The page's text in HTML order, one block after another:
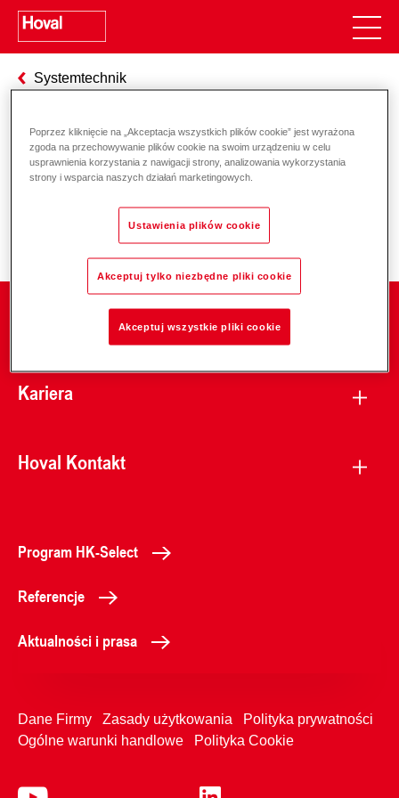
Systemtechnik
Odpowiedzialność za energię i
środowisko
Kariera
Hoval Kontakt
Program HK-Select
Referencje
Aktualności i prasa
Dane Firmy Zasady użytkowania
Polityka prywatności
Ogólne warunki handlowe
Polityka Cookie
Poprzez kliknięcie na „Akceptacja wszystkich plików cookie” jest wyrażona
zgoda na przechowywanie plików cookie na swoim urządzeniu w celu
usprawnienia korzystania z nawigacji strony, analizowania wykorzystania
strony i wsparcia naszych działań marketingowych.
Ustawienia plików cookie
Akceptuj tylko niezbędne pliki cookie
Akceptuj wszystkie pliki cookie